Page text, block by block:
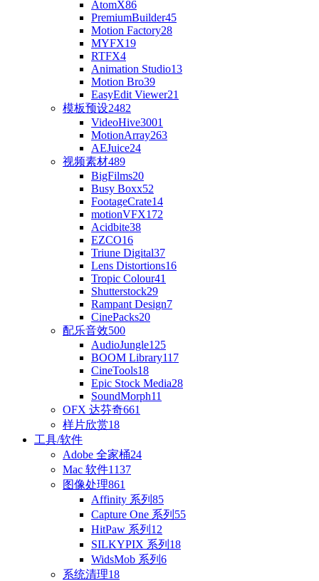
AtomX86
PremiumBuilder45
Motion Factory28
MYFX19
RTFX4
Animation Studio13
Motion Bro39
EasyEdit Viewer21
模板预设2482
VideoHive3001
MotionArray263
AEJuice24
视频素材489
BigFilms20
Busy Boxx52
FootageCrate14
motionVFX172
Acidbite38
EZCO16
Triune Digital37
Lens Distortions16
Tropic Colour41
Shutterstock29
Rampant Design7
CinePacks20
配乐音效500
AudioJungle125
BOOM Library117
CineTools18
Epic Stock Media28
SoundMorph11
OFX 达芬奇661
样片欣赏18
工具/软件
Adobe 全家桶24
Mac 软件1137
图像处理861
Affinity 系列 85
Capture One 系列 55
HitPaw 系列 12
SILKYPIX 系列 18
WidsMob 系列 6
系统清理18